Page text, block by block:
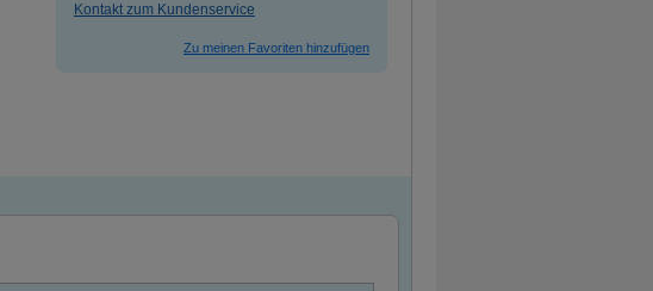
Kontakt zum Kundenservice